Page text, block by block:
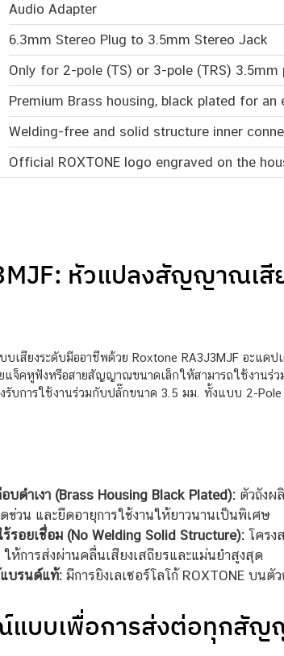
Audio Adapter
6.3mm Stereo Plug to 3.5mm Stereo Jack
Only for 2-pole (TS) or 3-pole (TRS)
Premium Brass housing, black plated for
Welding-free and solid structure inner
Official ROXTONE logo engraved on the
หัวแปลงสัญญาณเสี
บเสียงระดับมืออาชีพด้วย Roxtone RA3J3MJF อะแ
แจ็คหูฟังหรือสายสัญญาณขนาดเล็กให้สามารถใช้งานร่
บการใช้งานร่วมกับปลั๊กขนาด 3.5 มม. ทั้งแบบ 2-
บดำเงา (Brass Housing Black Plated):ตัวถังผ
ข่วน และยืดอายุการใช้งานให้ยาวนานเป็นพิเศษ
รอยเชื่อม (No Welding Solid Structure):โครง
การส่งผ่านคลื่นเสียงเสถียรและแม่นยำสูงสุด
บรนด์แท้:มีการยิงเลเซอร์โลโก้ ROXTONE บน
แบบเพื่อการส่งต่อทุกสัญ